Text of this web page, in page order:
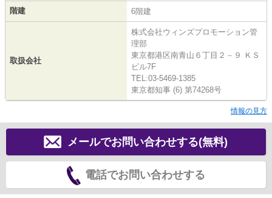
階建 6階建
取扱会社
株式会社ウィンズプロモーション管
理部
東京都港区南青山６丁目２－９ ＫＳ
ビル7F
TEL:03-5469-1385
東京都知事 (6) 第74268号
情報の見方
メールでお問い合わせする(無料)
電話でお問い合わせする